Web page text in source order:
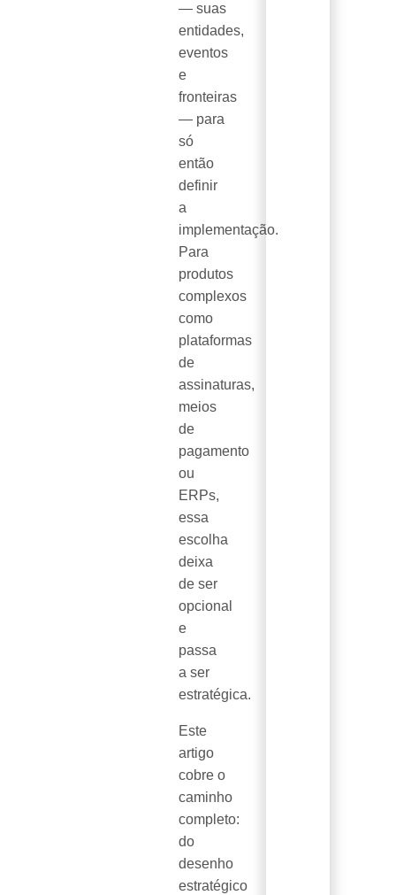
— suas
entidades,
eventos
e
fronteiras
— para
só
então
definir
a
implementação.
Para
produtos
complexos
como
plataformas
de
assinaturas,
meios
de
pagamento
ou
ERPs,
essa
escolha
deixa
de ser
opcional
e
passa
a ser
estratégica.
Este
artigo
cobre o
caminho
completo:
do
desenho
estratégico